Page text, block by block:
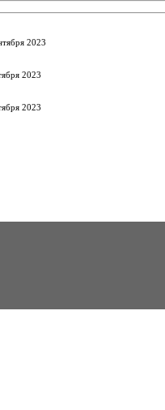
2023
2023
2023